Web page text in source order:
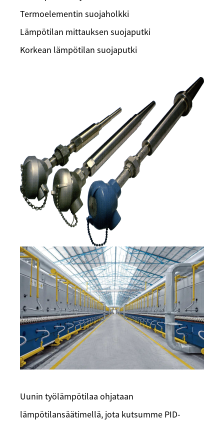
Termoelementin suojaholkki
Lämpötilan mittauksen suojaputki
Korkean lämpötilan suojaputki
Uunin työlämpötilaa ohjataan
lämpötilansäätimellä, jota kutsumme PID-